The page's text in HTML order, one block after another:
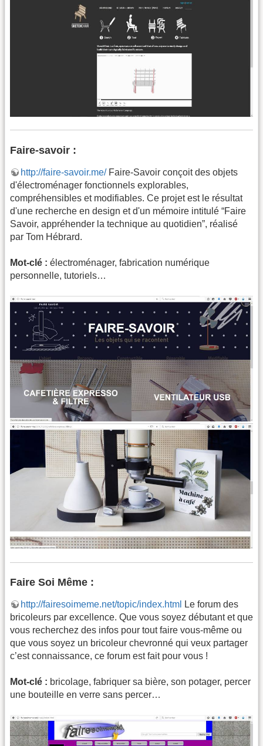
Faire-savoir :
http://faire-savoir.me/Faire-Savoir conçoit des objets
d'électroménager fonctionnels explorables,
compréhensibles et modifiables. Ce projet est le résultat
d'une recherche en design et d'un mémoire intitulé “Faire
Savoir, appréhender la technique au quotidien”, réalisé
par Tom Hébrard.
Mot-clé : électroménager, fabrication numérique
personnelle, tutoriels…
Faire Soi Même :
http://fairesoimeme.net/topic/index.html
Le forum des
bricoleurs par excellence. Que vous soyez débutant et que
vous recherchez des infos pour tout faire vous-même ou
que vous soyez un bricoleur chevronné qui veux partager
c’est connaissance, ce forum est fait pour vous !
Mot-clé : bricolage, fabriquer sa bière, son potager, percer
une bouteille en verre sans percer…